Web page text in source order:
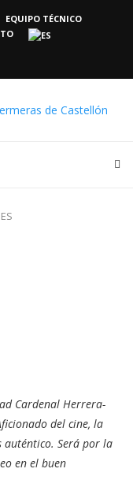
EQUIPO TÉCNICO
Cardenal Herrera-
del cine, la
Será por la
en el buen